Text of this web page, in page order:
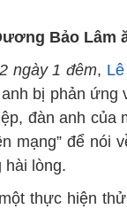
Bảo Lâm
2 ngày 1 đêm,
bị phản
đàn anh
mạng” để nói
hài lòng.
thực hiện